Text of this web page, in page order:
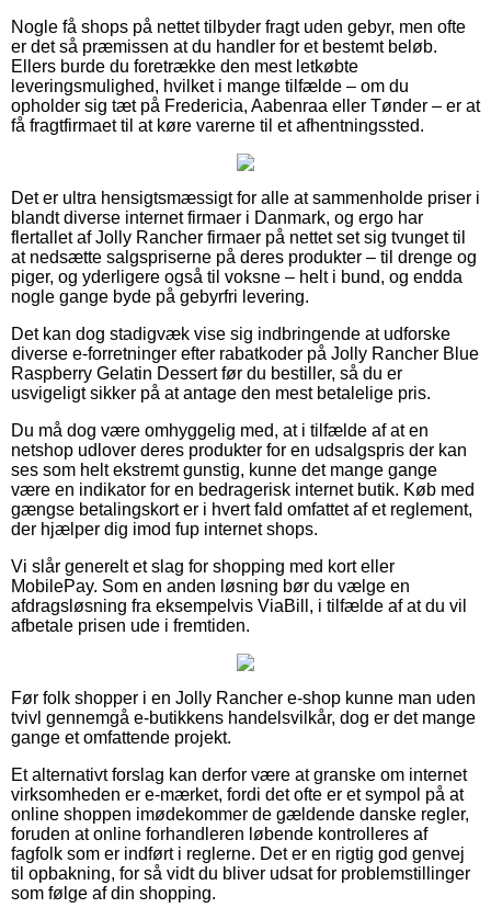
Nogle få shops på nettet tilbyder fragt uden gebyr, men ofte
er det så præmissen at du handler for et bestemt beløb.
Ellers burde du foretrække den mest letkøbte
leveringsmulighed, hvilket i mange tilfælde – om du
opholder sig tæt på Fredericia, Aabenraa eller Tønder – er at
få fragtfirmaet til at køre varerne til et afhentningssted.
Det er ultra hensigtsmæssigt for alle at sammenholde priser i
blandt diverse internet firmaer i Danmark, og ergo har
flertallet af Jolly Rancher firmaer på nettet set sig tvunget til
at nedsætte salgspriserne på deres produkter – til drenge og
piger, og yderligere også til voksne – helt i bund, og endda
nogle gange byde på gebyrfri levering.
Det kan dog stadigvæk vise sig indbringende at udforske
diverse e-forretninger efter rabatkoder på Jolly Rancher Blue
Raspberry Gelatin Dessert før du bestiller, så du er
usvigeligt sikker på at antage den mest betalelige pris.
Du må dog være omhyggelig med, at i tilfælde af at en
netshop udlover deres produkter for en udsalgspris der kan
ses som helt ekstremt gunstig, kunne det mange gange
være en indikator for en bedragerisk internet butik. Køb med
gængse betalingskort er i hvert fald omfattet af et reglement,
der hjælper dig imod fup internet shops.
Vi slår generelt et slag for shopping med kort eller
MobilePay. Som en anden løsning bør du vælge en
afdragsløsning fra eksempelvis ViaBill, i tilfælde af at du vil
afbetale prisen ude i fremtiden.
Før folk shopper i en Jolly Rancher e-shop kunne man uden
tvivl gennemgå e-butikkens handelsvilkår, dog er det mange
gange et omfattende projekt.
Et alternativt forslag kan derfor være at granske om internet
virksomheden er e-mærket, fordi det ofte er et sympol på at
online shoppen imødekommer de gældende danske regler,
foruden at online forhandleren løbende kontrolleres af
fagfolk som er indført i reglerne. Det er en rigtig god genvej
til opbakning, for så vidt du bliver udsat for problemstillinger
som følge af din shopping.